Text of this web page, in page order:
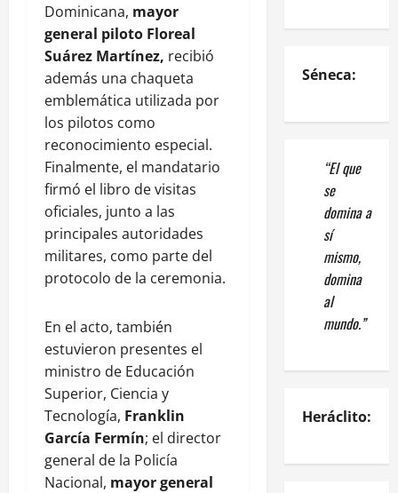
Dominicana, mayor
general piloto Floreal
Suárez Martínez, recibió
además una chaqueta
emblemática utilizada por
los pilotos como
reconocimiento especial.
Finalmente, el mandatario
firmó el libro de visitas
oficiales, junto a las
principales autoridades
militares, como parte del
protocolo de la ceremonia.
En el acto, también
estuvieron presentes el
ministro de Educación
Superior, Ciencia y
Tecnología, Franklin
García Fermín; el director
general de la Policía
Nacional, mayor general
Séneca:
“El que
se
domina a
sí
mismo,
domina
al
mundo.”
Heráclito: